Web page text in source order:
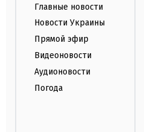
Главные новости
Новости Украины
Прямой эфир
Видеоновости
Аудионовости
Погода